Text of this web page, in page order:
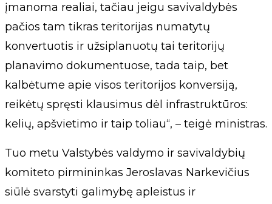
įmanoma realiai, tačiau jeigu savivaldybės
pačios tam tikras teritorijas numatytų
konvertuotis ir užsiplanuotų tai teritorijų
planavimo dokumentuose, tada taip, bet
kalbėtume apie visos teritorijos konversiją,
reikėtų spręsti klausimus dėl infrastruktūros:
kelių, apšvietimo ir taip toliau“, – teigė ministras.
Tuo metu Valstybės valdymo ir savivaldybių
komiteto pirmininkas Jeroslavas Narkevičius
siūlė svarstyti galimybę apleistus ir